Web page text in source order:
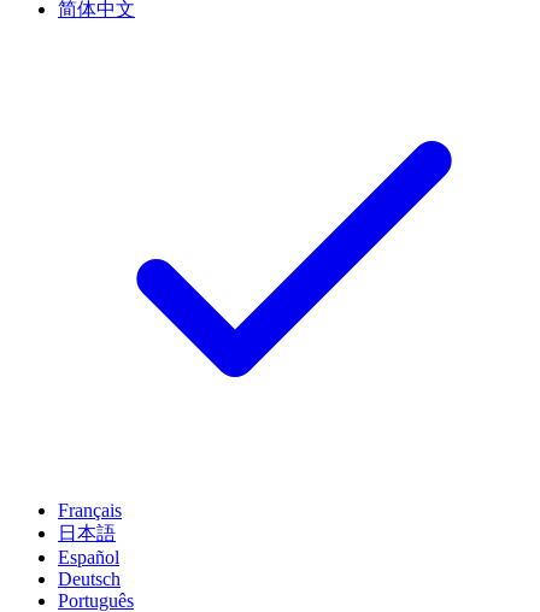
简体中文
Français
日本語
Español
Deutsch
Português